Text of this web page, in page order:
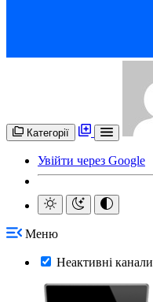
Категорії
Увійти через Google
Меню
Неактивні канали